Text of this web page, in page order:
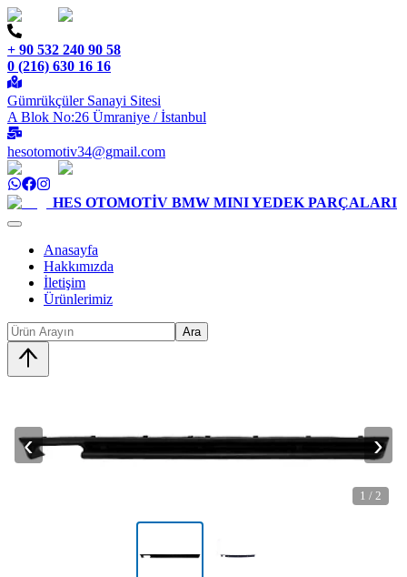
+ 90 532 240 90 58
0 (216) 630 16 16
Gümrükçüler Sanayi Sitesi
A Blok No:26 Ümraniye / İstanbul
hesotomotiv34@gmail.com
HES OTOMOTİV BMW MINI YEDEK PARÇALARI
Anasayfa
Hakkımızda
İletişim
Ürünlerimiz
Ara
‹ ›
1 / 2